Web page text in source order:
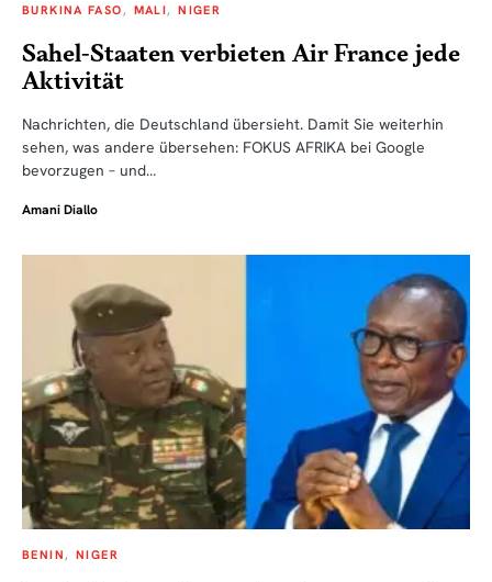
BURKINA FASO MALI NIGER
Sahel-Staaten verbieten Air France jede
Aktivität
Nachrichten, die Deutschland übersieht. Damit Sie weiterhin
sehen, was andere übersehen: FOKUS AFRIKA bei Google
bevorzugen – und…
Amani Diallo
BENIN NIGER